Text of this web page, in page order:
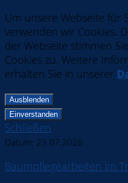
Um unsere Webseite für
verwenden wir Cookies.
der Webseite stimmen
Cookies zu. Weitere
erhalten Sie in unserer
Ausblenden
Einverstanden
Schließen
Datum: 23.07.2026
Baumpflegearbeiten im